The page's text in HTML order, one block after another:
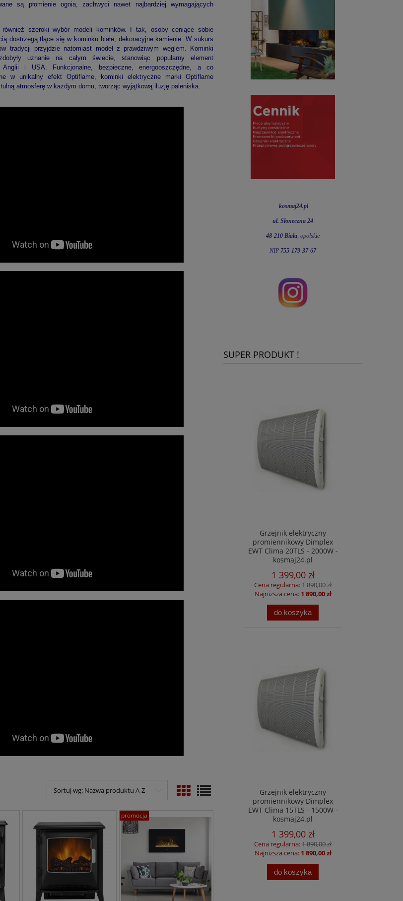
są płomienie ognia, zachwyci nawet najbardziej wymagających
również szeroki wybór modeli kominków. I tak, osoby ceniące sobie
dostrzegą tlące się w kominku białe, dekoracyjne kamienie. W sukurs
tradycji przyjdzie natomiast model z prawdziwym węglem. Kominki
uznanie na całym świecie, stanowiąc popularny element
i USA. Funkcjonalne, bezpieczne, energooszczędne, a co
w unikalny efekt Optiflame, kominki elektryczne marki Optiflame
atmosferę w każdym domu, tworząc wyjątkową iluzję paleniska.
Sortuj wg: Nazwa produktu A-Z
promocja
kosmaj24.pl
ul. Słoneczna 24
48-210 Biała, opolskie
NIP 755-179-37-67
SUPER PRODUKT !
Grzejnik elektryczny
promiennikowy Dimplex
EWT Clima 20TLS - 2000W -
kosmaj24.pl
1 399,00 zł
Cena regularna:1 890,00 zł
Najniższa cena: 1 890,00 zł
do koszyka
Grzejnik elektryczny
promiennikowy Dimplex
EWT Clima 15TLS - 1500W -
kosmaj24.pl
1 399,00 zł
Cena regularna:1 890,00 zł
Najniższa cena: 1 890,00 zł
do koszyka